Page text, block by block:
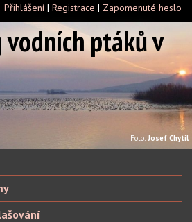
Přihlášení | Registrace | Zapomenuté heslo
ptáků v
Foto: Josef Chytil